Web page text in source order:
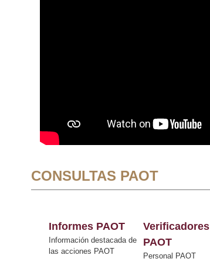
CONSULTAS PAOT
Informes PAOT
Información destacada de
las acciones PAOT
Verificadores
PAOT
Personal PAOT